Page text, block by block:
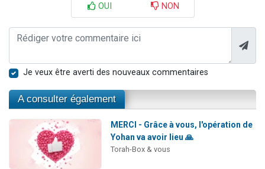
OUI NON
Je veux être averti des nouveaux commentaires
A consulter également
MERCI - Grâce à vous, l'opération de
Yohan va avoir lieu 🙏
Torah-Box & vous